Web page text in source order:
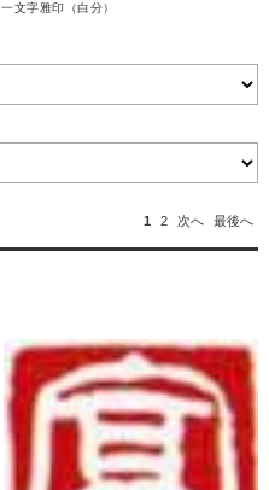
一文字雅印（白分）
1 2 次へ 最後へ